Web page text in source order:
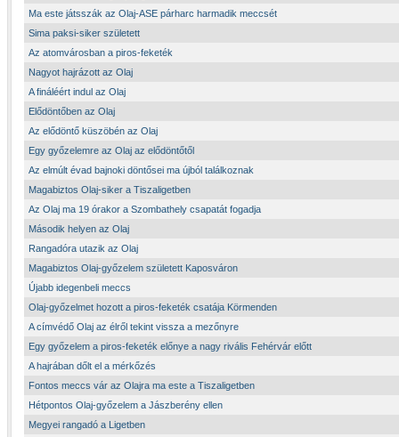
Ma este játsszák az Olaj-ASE párharc harmadik meccsét
Sima paksi-siker született
Az atomvárosban a piros-feketék
Nagyot hajrázott az Olaj
A fináléért indul az Olaj
Elődöntőben az Olaj
Az elődöntő küszöbén az Olaj
Egy győzelemre az Olaj az elődöntőtől
Az elmúlt évad bajnoki döntősei ma újból találkoznak
Magabiztos Olaj-siker a Tiszaligetben
Az Olaj ma 19 órakor a Szombathely csapatát fogadja
Második helyen az Olaj
Rangadóra utazik az Olaj
Magabiztos Olaj-győzelem született Kaposváron
Újabb idegenbeli meccs
Olaj-győzelmet hozott a piros-feketék csatája Körmenden
A címvédő Olaj az élről tekint vissza a mezőnyre
Egy győzelem a piros-feketék előnye a nagy rivális Fehérvár előtt
A hajrában dőlt el a mérkőzés
Fontos meccs vár az Olajra ma este a Tiszaligetben
Hétpontos Olaj-győzelem a Jászberény ellen
Megyei rangadó a Ligetben